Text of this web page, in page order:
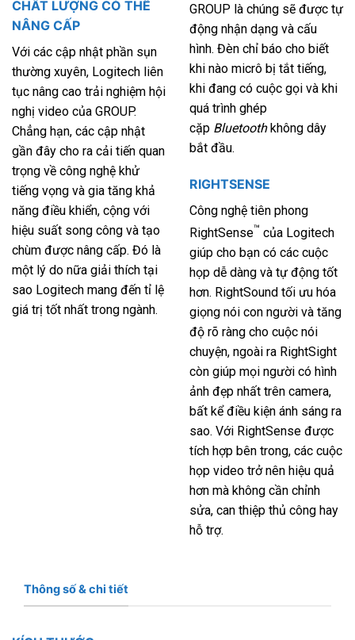
CHẤT LƯỢNG CÓ THỂ
NÂNG CẤP
Với các cập nhật phần sụn
thường xuyên, Logitech liên
tục nâng cao trải nghiệm hội
nghị video của GROUP.
Chẳng hạn, các cập nhật
gần đây cho ra cải tiến quan
trọng về công nghệ khử
tiếng vọng và gia tăng khả
năng điều khiển, cộng với
hiệu suất song công và tạo
chùm được nâng cấp. Đó là
một lý do nữa giải thích tại
sao Logitech mang đến tỉ lệ
giá trị tốt nhất trong ngành.
GROUP là chúng sẽ được tự
động nhận dạng và cấu
hình. Đèn chỉ báo cho biết
khi nào micrô bị tắt tiếng,
khi đang có cuộc gọi và khi
quá trình ghép
cặp Bluetoothkhông dây
bắt đầu.
RIGHTSENSE
Công nghệ tiên phong
RightSense™ của Logitech
giúp cho bạn có các cuộc
họp dễ dàng và tự động tốt
hơn. RightSound tối ưu hóa
giọng nói con người và tăng
độ rõ ràng cho cuộc nói
chuyện, ngoài ra RightSight
còn giúp mọi người có hình
ảnh đẹp nhất trên camera,
bất kể điều kiện ánh sáng ra
sao. Với RightSense được
tích hợp bên trong, các cuộc
họp video trở nên hiệu quả
hơn mà không cần chỉnh
sửa, can thiệp thủ công hay
hỗ trợ.
Thông số & chi tiết